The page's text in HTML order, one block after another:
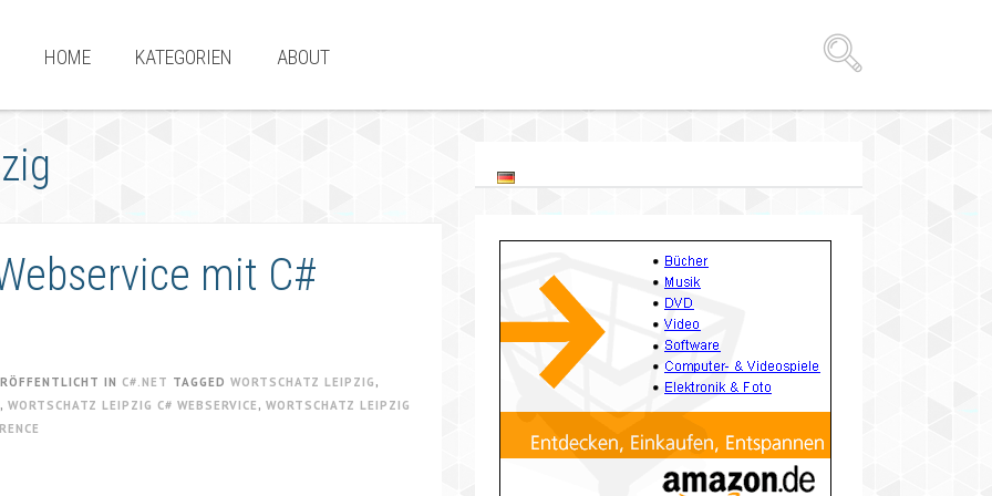
HOME KATEGORIEN ABOUT
mit C#
IN C#.NET TAGGED WORTSCHATZ LEIPZIG ,
, WORTSCHATZ LEIPZIG C# WEBSERVICE , WORTSCHATZ LEIPZIG